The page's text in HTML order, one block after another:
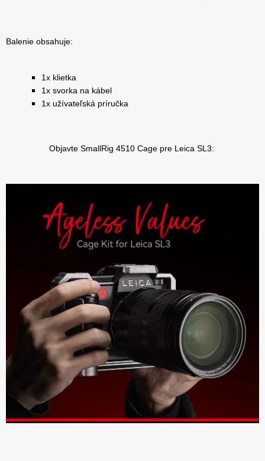
Balenie obsahuje:
1x klietka
1x svorka na kábel
1x užívateľská príručka
Objavte SmallRig 4510 Cage pre Leica SL3: